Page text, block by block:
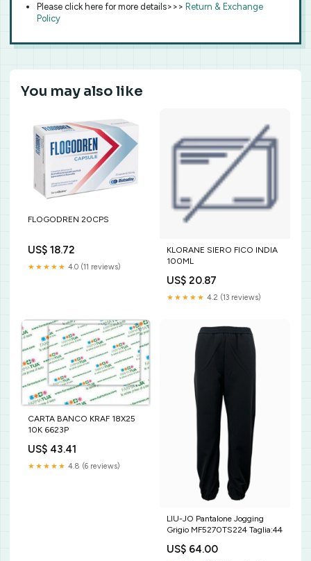
Please click here for more details>>> Return & Exchange
Policy
You may also like
FLOGODREN 20CPS
US$ 18.72
★★★★★ 4.0 (11 reviews)
KLORANE SIERO FICO INDIA
100ML
US$ 20.87
★★★★★ 4.2 (13 reviews)
CARTA BANCO KRAF 18X25
10K 6623P
US$ 43.41
★★★★★ 4.8 (6 reviews)
LIU-JO Pantalone Jogging
Grigio MF5270TS224 Taglia:44
US$ 64.00